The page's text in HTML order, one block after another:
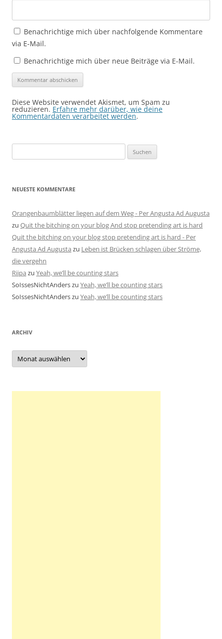
Benachrichtige mich über nachfolgende Kommentare
via E-Mail.
Benachrichtige mich über neue Beiträge via E-Mail.
Diese Website verwendet Akismet, um Spam zu
reduzieren. Erfahre mehr darüber, wie deine
Kommentardaten verarbeitet werden.
nach:
NEUESTE KOMMENTARE
Orangenbaumblätter liegen auf dem Weg - Per Angusta Ad Augusta
zu Quit the bitching on your blog And stop pretending art is hard
Quit the bitching on your blog stop pretending art is hard - Per
Angusta Ad Augusta zu Leben ist Brücken schlagen über Ströme,
die vergehn
Riipa zu Yeah, we’ll be counting stars
SoIssesNichtAnderszu Yeah, we’ll be counting stars
SoIssesNichtAnderszu Yeah, we’ll be counting stars
ARCHIV
Archiv